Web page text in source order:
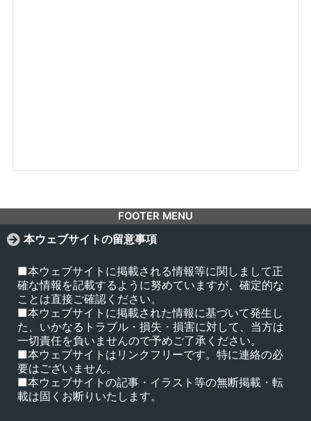
FOOTER MENU
本ウェブサイトの留意事項
■本ウェブサイトに掲載される情報等に関しまして正
確な情報を記載するように努めていますが、確定的な
ことは直接ご確認ください。
■本ウェブサイトに掲載された情報に基づいて発生し
た、いかなるトラブル・損失・損害に対して、当方は
一切責任を負いませんので予めご了承ください。
■本ウェブサイトはリンクフリーです。特に連絡の必
要はございません。
■本ウェブサイトの記事・イラスト等の無断掲載・転
載は固くお断りいたします。